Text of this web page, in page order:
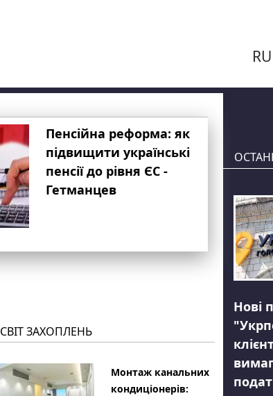
RU
Пенсійна реформа: як
підвищити українські
пенсії до рівня ЄС -
Гетманцев
СВІТ ЗАХОПЛЕНЬ
Монтаж канальних
кондиціонерів:
Нові